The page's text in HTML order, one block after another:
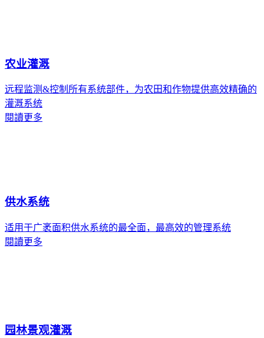
农业灌溉
远程监测&控制所有系统部件，为农田和作物提供高效精确的
灌溉系统
閱讀更多
供水系统
适用于广袤面积供水系统的最全面，最高效的管理系统
閱讀更多
园林景观灌溉